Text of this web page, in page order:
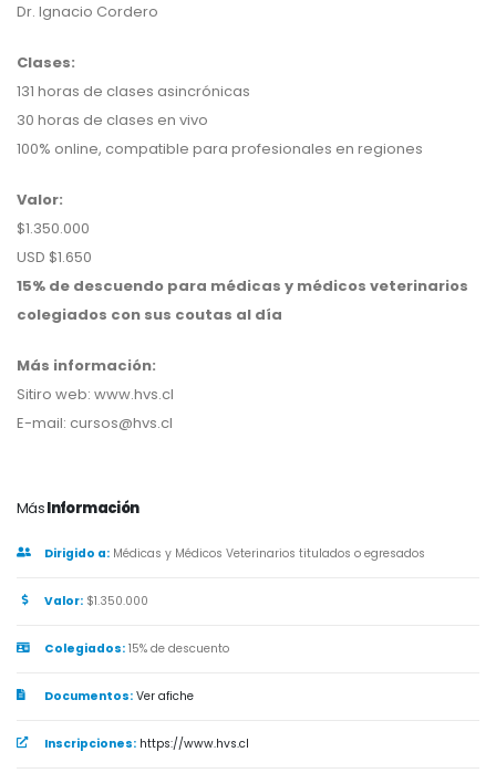
Dr. Ignacio Cordero
Clases:
131 horas de clases asincrónicas
30 horas de clases en vivo
100% online, compatible para profesionales en regiones
Valor:
$1.350.000
USD $1.650
15% de descuendo para médicas y médicos veterinarios
colegiados con sus coutas al día
Más información:
Sitiro web: www.hvs.cl
E-mail: cursos@hvs.cl
MásInformación
Dirigido a: Médicas y Médicos Veterinarios titulados o egresados
Valor: $1.350.000
Colegiados: 15% de descuento
Documentos: Ver afiche
Inscripciones: https://www.hvs.cl